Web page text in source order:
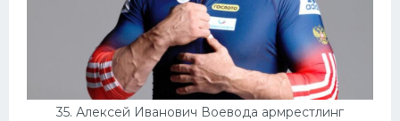
35. Алексей Иванович Воевода армрестлинг